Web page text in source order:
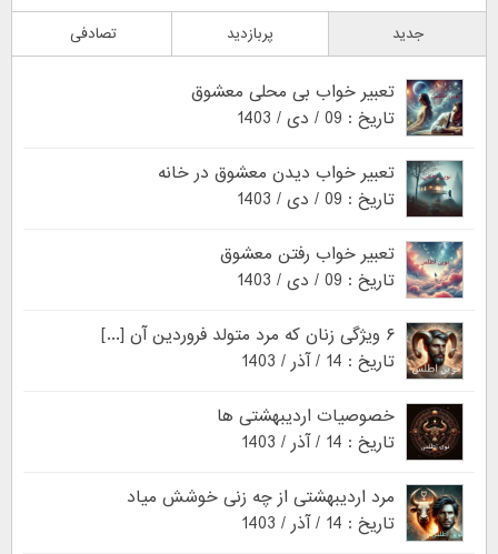
جدید پربازدید تصادفی
تعبیر خواب بی محلی معشوق
تاریخ : 09 / دی / 1403
تعبیر خواب دیدن معشوق در خانه
تاریخ : 09 / دی / 1403
تعبیر خواب رفتن معشوق
تاریخ : 09 / دی / 1403
۶ ویژگی زنان که مرد متولد فروردین آن [...]
تاریخ : 14 / آذر / 1403
خصوصیات اردیبهشتی ها
تاریخ : 14 / آذر / 1403
مرد اردیبهشتی از چه زنی خوشش میاد
تاریخ : 14 / آذر / 1403